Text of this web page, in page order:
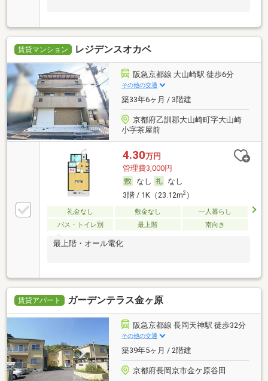
賃貸マンション レジデンスオカベ
阪急京都線 大山崎駅 徒歩6分
その他の交通
築33年6ヶ月 / 3階建
京都府乙訓郡大山崎町字大山崎
小字茶屋前
4.30万円
管理費3,000円
なし
なし
3階 / 1K（23.12m2）
礼金なし 敷金なし
一人暮らし
バス・トイレ別
最上階 南向き
最上階・オール電化
賃貸アパート ガーデンテラス金ヶ原
阪急京都線 長岡天神駅 徒歩32分
その他の交通
築39年5ヶ月 / 2階建
京都府長岡京市金ケ原谷田